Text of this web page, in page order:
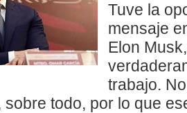
Tuve la
mensaje
Elon
trabajo.
sobre todo, por lo que